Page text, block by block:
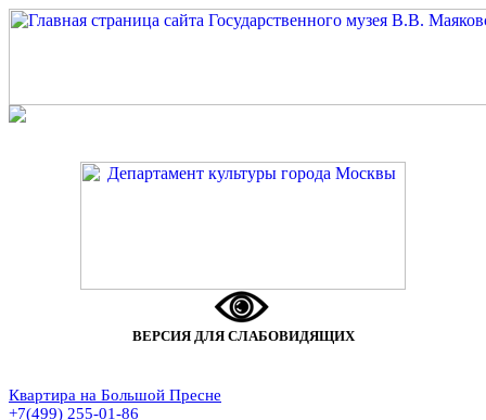
ВЕРСИЯ ДЛЯ СЛАБОВИДЯЩИХ
Квартира на Большой Пресне
+7(499) 255-01-86